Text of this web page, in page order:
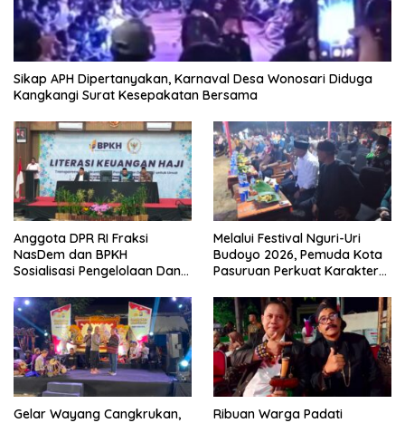
Sikap APH Dipertanyakan, Karnaval Desa Wonosari Diduga
Kangkangi Surat Kesepakatan Bersama
Anggota DPR RI Fraksi
NasDem dan BPKH
Sosialisasi Pengelolaan Dana
Melalui Festival Nguri-Uri
Budoyo 2026, Pemuda Kota
Pasuruan Perkuat Karakter
Narkoba
Gelar Wayang Cangkrukan,
Ribuan Warga Padati